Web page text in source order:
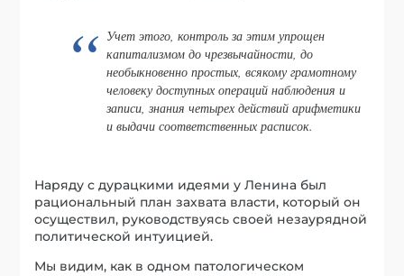
Учет этого, контроль за этим упрощен
капитализмом до чрезвычайности, до
необыкновенно простых, всякому грамотному
человеку доступных операций наблюдения и
записи, знания четырех действий арифметики
и выдачи соответственных расписок.
Наряду с дурацкими идеями у Ленина был
рациональный план захвата власти, который он
осуществил, руководствуясь своей незаурядной
политической интуицией.
Мы видим, как в одном патологическом